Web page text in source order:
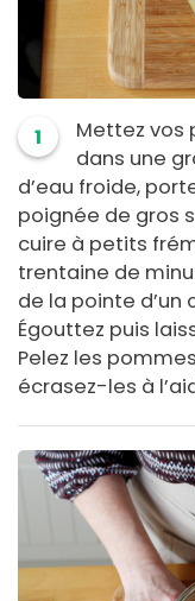
1
Mettez vos
dans une
d’eau froide,
poignée de gros
cuire à petits
trentaine de
de la pointe d’un
Égouttez puis
Pelez les
écrasez-les à